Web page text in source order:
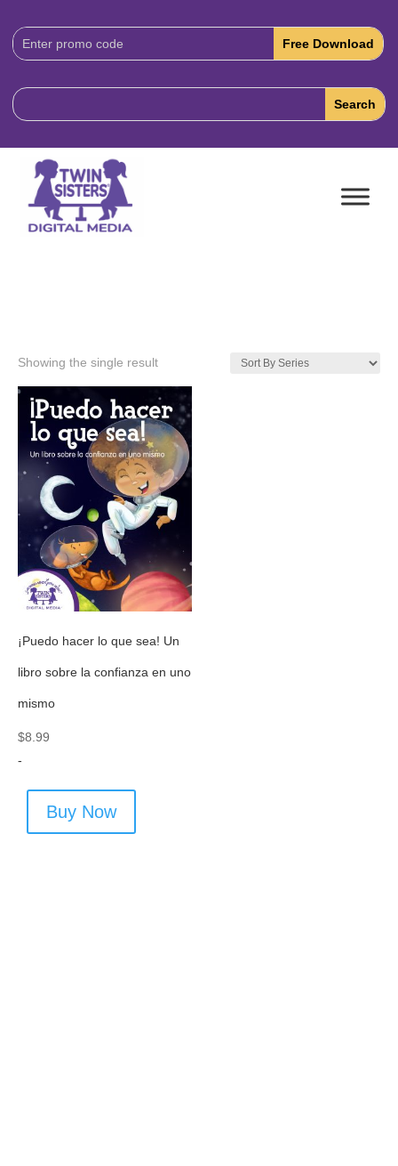
Download
Code:
Showing the single result
¡Puedo hacer lo que sea! Un
libro sobre la confianza en uno
mismo
$8.99
-
Buy Now